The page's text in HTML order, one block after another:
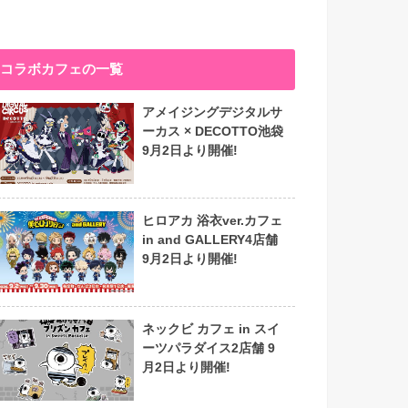
コラボカフェの一覧
アメイジングデジタルサ
ーカス × DECOTTO池袋
9月2日より開催!
ヒロアカ 浴衣ver.カフェ
in and GALLERY4店舗
9月2日より開催!
ネックビ カフェ in スイ
ーツパラダイス2店舗 9
月2日より開催!